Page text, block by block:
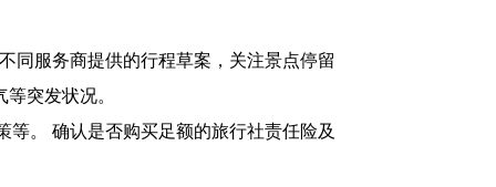
同服务商提供的行程草案，关注景点停留
突发状况。
。 确认是否购买足额的旅行社责任险及